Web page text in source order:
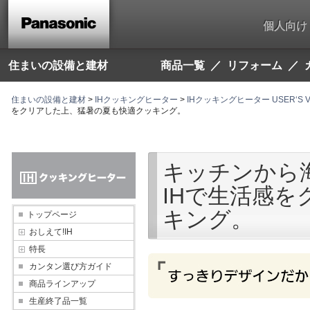
個人向
住まいの設備と建材 商品一覧 リフォーム
住まいの設備と建材 > IHクッキングヒーター > IHクッキングヒーター USER‘S
をクリアした上、猛暑の夏も快適クッキング。
ら
本
文
で
す。
トップページ
おしえて!IH
特長
カンタン選び方ガイド
商品ラインアップ
生産終了品一覧
キッチンから
IHで生活感を
キング。